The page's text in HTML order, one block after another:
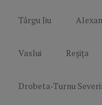
Târgu Jiu
Vaslui Reșița
Drobeta-Turnu